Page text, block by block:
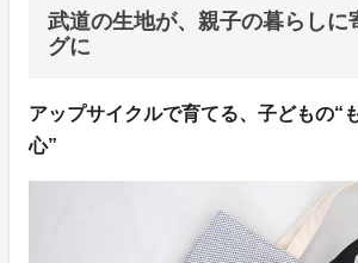
武道の生地が、親子の暮らしに
グに
アップサイクルで育てる、子どもの“
心”